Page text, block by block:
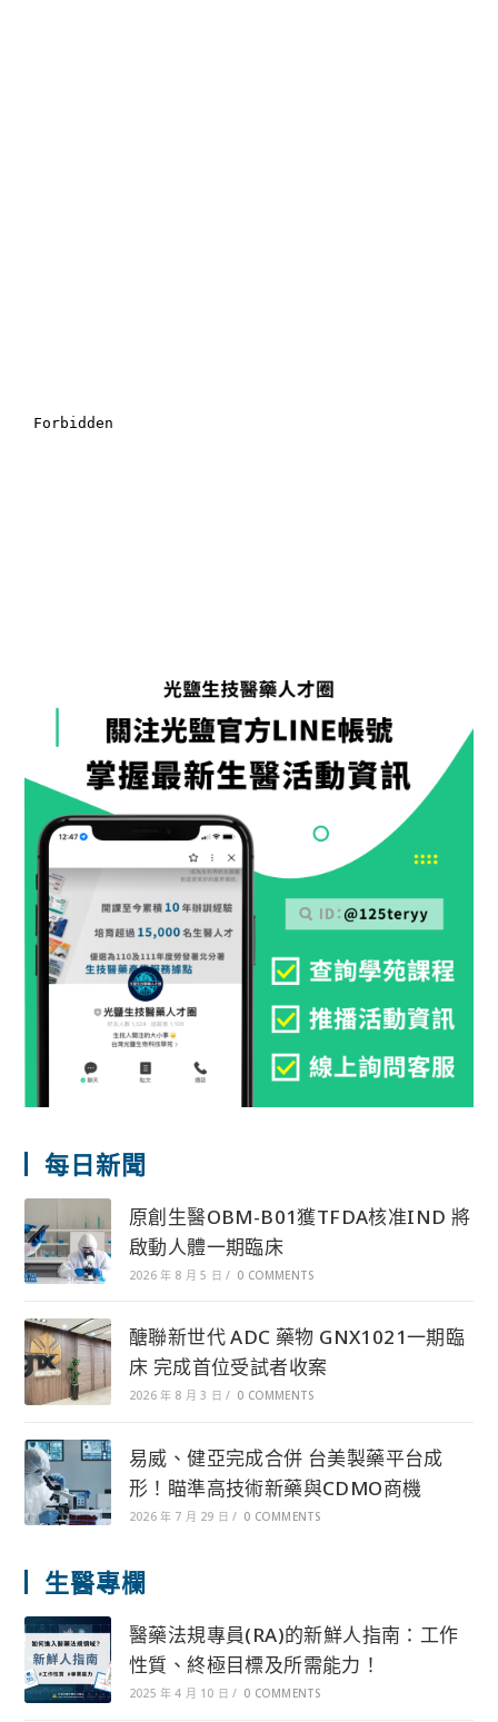
每日新聞
原創生醫OBM-B01獲TFDA核准IND 將
啟動人體一期臨床
2026 年 8 月 5 日 / 0 COMMENTS
醣聯新世代 ADC 藥物 GNX1021一期臨
床 完成首位受試者收案
2026 年 8 月 3 日 / 0 COMMENTS
易威、健亞完成合併 台美製藥平台成
形！瞄準高技術新藥與CDMO商機
2026 年 7 月 29 日 / 0 COMMENTS
生醫專欄
醫藥法規專員(RA)的新鮮人指南：工作
性質、終極目標及所需能力！
2025 年 4 月 10 日 / 0 COMMENTS